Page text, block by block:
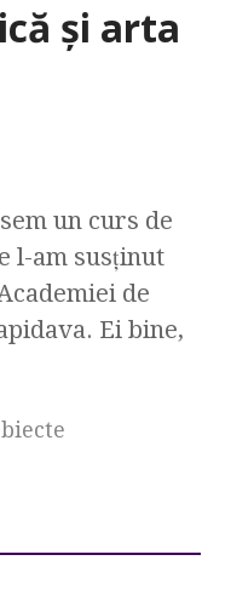
şi arta
un curs de
l-am susţinut
de
Ei bine,